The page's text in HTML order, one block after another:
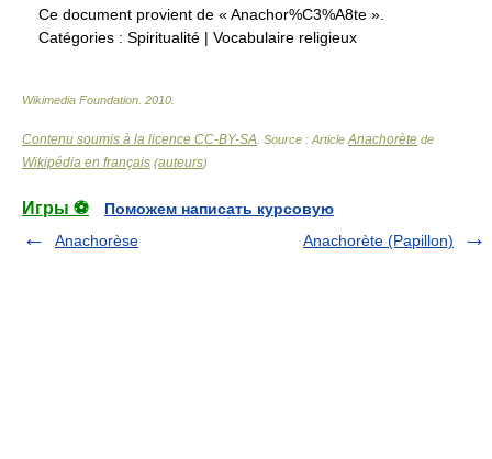
Ce document provient de « Anachor%C3%A8te ».
Catégories : Spiritualité | Vocabulaire religieux
Wikimedia Foundation 2010
Contenu soumis à la licence CC-BY-SA . Source : Article Anachorète de
Wikipédia en français (auteurs)
Игры ⚽
Поможем написать курсовую
Anachorèse
Anachorète (Papillon)